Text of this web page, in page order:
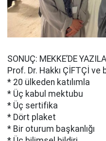
SONUÇ: MEKKE’DE
Prof. Dr. Hakkı ÇİFTÇİ ve
* 20 ülkeden katılımla
* Üç kabul mektubu
* Üç sertifika
* Dört plaket
* Bir oturum başkanlığı